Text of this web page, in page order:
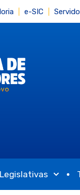
e-SIC